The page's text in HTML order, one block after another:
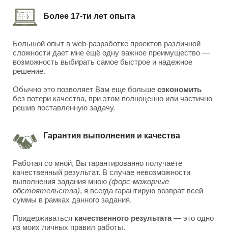
Более 17-ти лет опыта
Большой опыт в web-разработке проектов различной
сложности дает мне ещё одну важное преимущество —
возможность выбирать самое быстрое и надежное
решение.
Обычно это позволяет Вам еще больше сэкономить
без потери качества, при этом полноценно или частично
решив поставленную задачу.
Гарантия выполнения и качества
Работая со мной, Вы гарантированно получаете
качественный результат. В случае невозможности
выполнения задания мною (форс-мажорные
обстоятельства), я всегда гарантирую возврат всей
суммы в рамках данного задания.
Придерживаться качественного результата— это одно
из моих личных правил работы.